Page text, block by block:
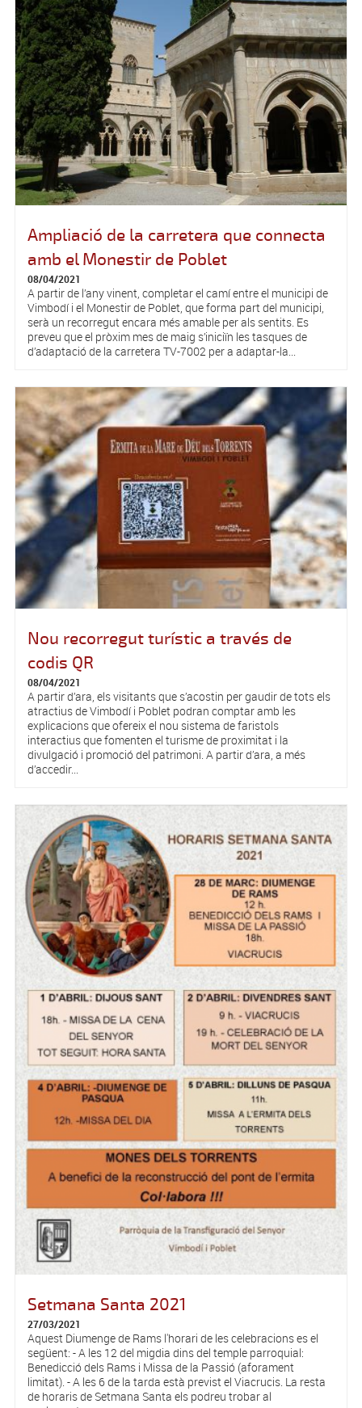
Ampliació de la carretera que connecta
amb el Monestir de Poblet
08/04/2021
A partir de l’any vinent, completar el camí entre el municipi de
Vimbodí i el Monestir de Poblet, que forma part del municipi,
serà un recorregut encara més amable per als sentits. Es
preveu que el pròxim mes de maig s’iniciïn les tasques de
d’adaptació de la carretera TV-7002 per a adaptar-la...
Nou recorregut turístic a través de
codis QR
08/04/2021
A partir d’ara, els visitants que s’acostin per gaudir de tots els
atractius de Vimbodí i Poblet podran comptar amb les
explicacions que ofereix el nou sistema de faristols
interactius que fomenten el turisme de proximitat i la
divulgació i promoció del patrimoni. A partir d’ara, a més
d’accedir...
Setmana Santa 2021
27/03/2021
Aquest Diumenge de Rams l'horari de les celebracions es el
següent: - A les 12 del migdia dins del temple parroquial:
Benedicció dels Rams i Missa de la Passió (aforament
limitat). - A les 6 de la tarda està previst el Viacrucis. La resta
de horaris de Setmana Santa els podreu trobar al